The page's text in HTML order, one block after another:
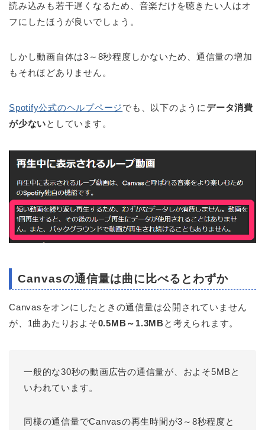
読み込みも若干遅くなるため、音楽だけを聴きたい人はオ
フにしたほうが良いでしょう。
しかし動画自体は3～8秒程度しかないため、通信量の増加
もそれほどありません。
Spotify公式のヘルプページでも、以下のようにデータ消費
が少ないとしています。
Canvasの通信量は曲に比べるとわずか
Canvasをオンにしたときの通信量は公開されていません
が、1曲あたりおよそ0.5MB～1.3MBと考えられます。
一般的な30秒の動画広告の通信量が、およそ5MBと
いわれています。
同様の通信量でCanvasの再生時間が3～8秒程度と